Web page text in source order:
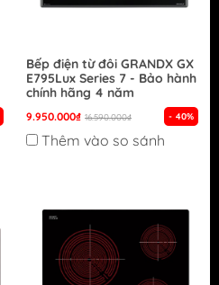
Bếp điện từ đôi GRANDX GX
E795Lux Series 7 - Bảo hành
chính hãng 4 năm
9.950.000₫ 16.590.000₫ - 40%
Thêm vào so sánh